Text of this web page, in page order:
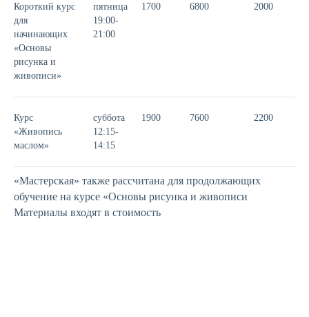
Короткий курс
для
начинающих
«Основы
рисунка и
живописи»
пятница
19:00-
21:00
1700 6800 2000
Курс
«Живопись
маслом»
суббота
12:15-
14:15
1900 7600 2200
«Мастерская» также рассчитана для продолжающих
обучение на курсе «Основы рисунка и живописи
Материалы входят в стоимость